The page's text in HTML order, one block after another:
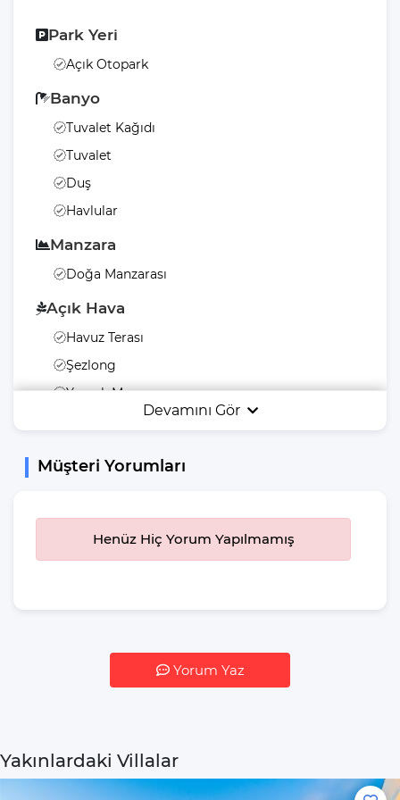
Park Yeri
Açık Otopark
Banyo
Tuvalet Kağıdı
Tuvalet
Duş
Havlular
Manzara
Doğa Manzarası
Açık Hava
Havuz Terası
Şezlong
Yemek Masası
Bahçe
Salıncak
İstediğiniz Zaman
Özgürlüğü
Mikrodalga Fırın
Pişirme Temel
Malzemeleri
Devamını Gör
Müşteri Yorumları
Henüz Hiç Yorum Yapılmamış
Yorum Yaz
Yakınlardaki Villalar